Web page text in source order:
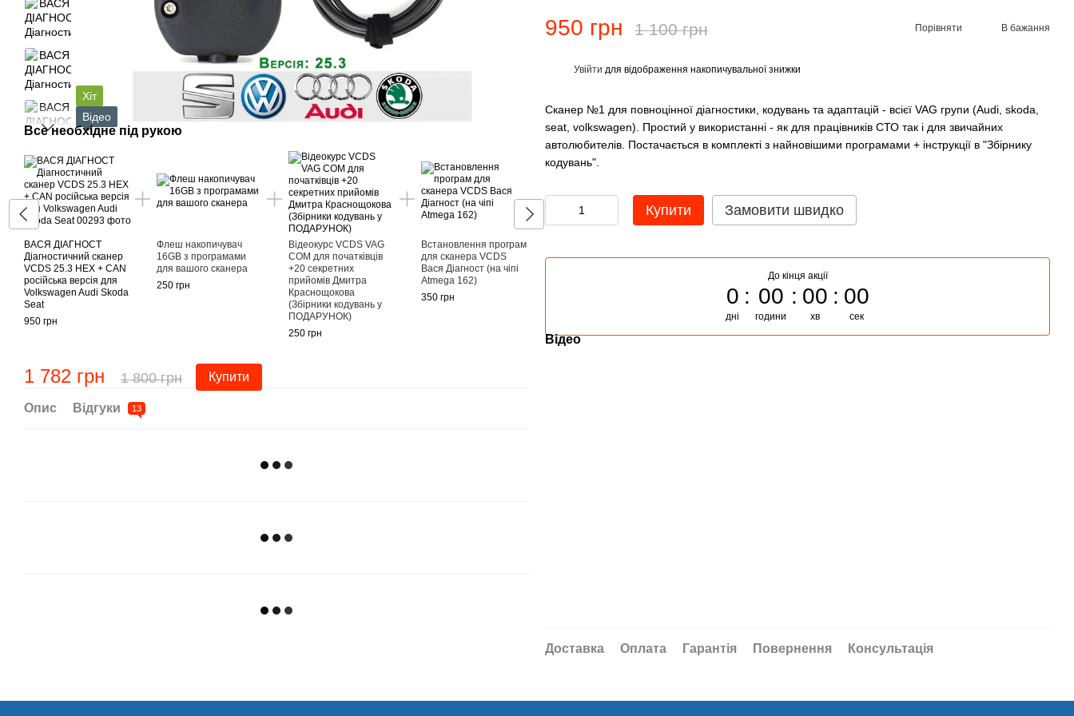
Хіт
Відео
Все необхідне під рукою
ВАСЯ ДІАГНОСТ
Діагностичний сканер
VCDS 25.3 HEX + CAN
російська версія для
Volkswagen Audi Skoda
Seat
950 грн
Флеш накопичувач
16GB з програмами
для вашого сканера
250 грн
Відеокурс VCDS VAG
COM для початківців
+20 секретних
прийомів Дмитра
Краснощокова
(Збірники кодувань у
ПОДАРУНОК)
250 грн
Встановлення програм
для сканера VCDS
Вася Діагност (на чіпі
Atmega 162)
350 грн
1 782 грн 1 800 грн Купити
З ноута не завжди зручно? - підключайся з телефона
950 грн
Діагностичний OBD2 сканер
Vgate iCar Pro 2S BT5.3
iOS/Android/Windows
Опис Відгуки 13
950 грн 1 100 грн Порівняти В бажання
Увійти для відображення накопичувальної знижки
Сканер №1 для повноцінної діагностики, кодувань та адаптацій - всієї VAG групи (Audi, skoda,
seat, volkswagen). Простий у використанні - як для працівників СТО так і для звичайних
автолюбителів. Постачається в комплекті з найновішими програмами + інструкції в "Збірнику
кодувань".
Купити Замовити швидко
До кінця акції
0
дні
00
години
00
хв
00
сек
Відео
Доставка Оплата Гарантія Повернення Консультація